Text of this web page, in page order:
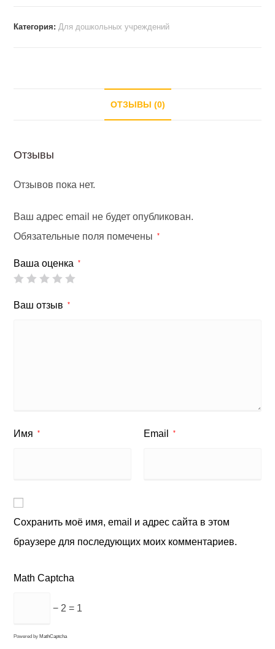
РОМАШКА
Категория:Для дошкольных учреждений
ОТЗЫВЫ (0)
Отзывы
Отзывов пока нет.
Ваш адрес email не будет опубликован.
Обязательные поля помечены
*
Ваша оценка *
Ваш отзыв *
Имя * Email *
Сохранить моё имя, email и адрес сайта в этом
браузере для последующих моих комментариев.
Math Captcha
− 2 = 1
Powered by MathCaptcha